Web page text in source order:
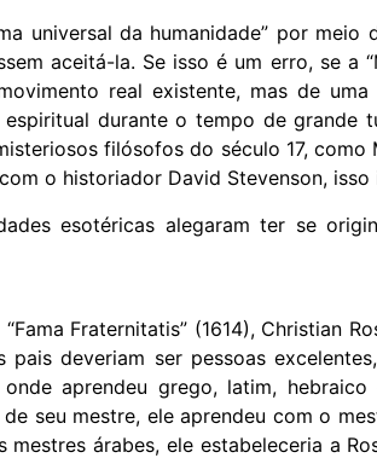
universal da humanidade” por
aceitá-la. Se isso é um erro, se a
real existente, mas de uma
durante o tempo de grande
filósofos do século 17, como
o historiador David Stevenson,
esotéricas alegaram ter se
Fraternitatis” (1614), Christian
pais deveriam ser pessoas
aprendeu grego, latim,
seu mestre, ele aprendeu com o
mestres árabes, ele estabeleceria a